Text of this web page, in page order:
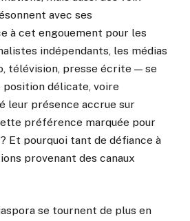
avec ses
à cet engouement pour les
indépendants, les médias
télévision, presse écrite — se
position délicate, voire
leur présence accrue sur
préférence marquée pour
Et pourquoi tant de défiance à
provenant des canaux
se tournent de plus en